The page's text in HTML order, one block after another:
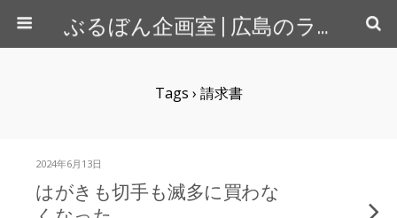
ぶるぼん企画室 | 広島のライター＆カメラマン
Tags › 請求書
2024年6月13日
はがきも切手も滅多に買わな